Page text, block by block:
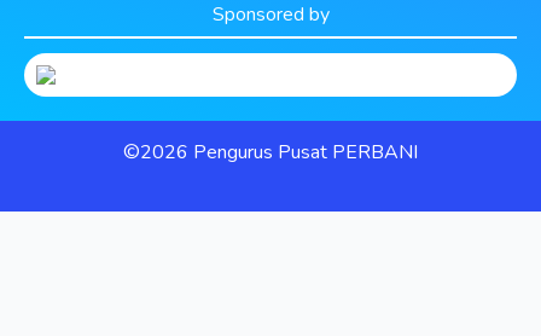
Sponsored by
©2026 Pengurus Pusat PERBANI